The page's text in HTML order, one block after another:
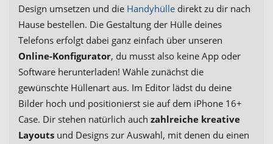
Design umsetzen und die Handyhülle direkt zu dir nach
Hause bestellen. Die Gestaltung der Hülle deines
Telefons erfolgt dabei ganz einfach über unseren
Online-Konfigurator, du musst also keine App oder
Software herunterladen! Wähle zunächst die
gewünschte Hüllenart aus. Im Editor lädst du deine
Bilder hoch und positionierst sie auf dem iPhone 16+
Case. Dir stehen natürlich auch zahlreiche kreative
Layouts und Designs zur Auswahl, mit denen du einen